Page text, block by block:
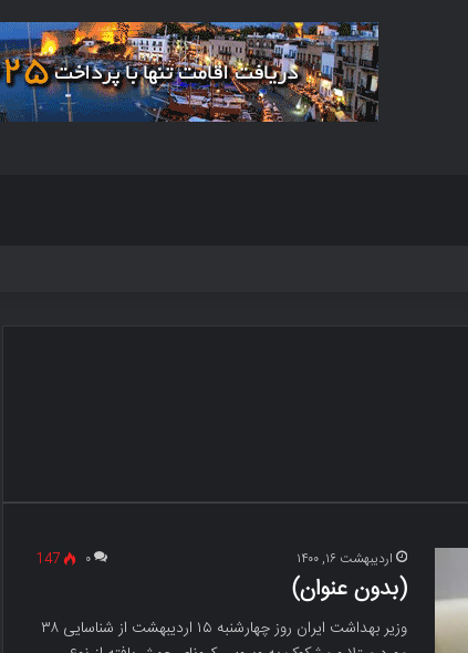
اردیبهشت ۱۶, ۱۴۰۰ ۰ 147
(بدون عنوان)
وزیر بهداشت ایران روز چهارشنبه ۱۵ اردیبهشت از شناسایی ۳۸